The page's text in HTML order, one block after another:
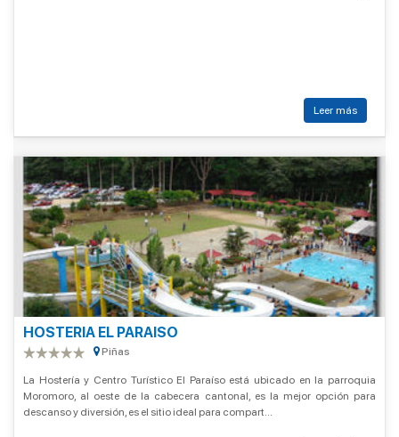
Leer más
HOSTERIA EL PARAISO
Piñas
La Hostería y Centro Turístico El Paraíso está ubicado en la parroquia
Moromoro, al oeste de la cabecera cantonal, es la mejor opción para
descanso y diversión, es el sitio ideal para compart...